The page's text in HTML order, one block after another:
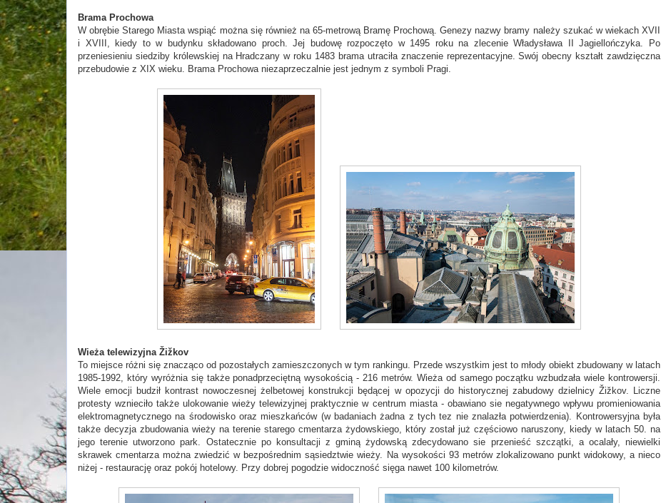
Brama Prochowa
W obrębie Starego Miasta wspiąć można się również na 65-metrową Bramę Prochową. Genezy nazwy bramy należy szukać w wiekach XVII
i XVIII, kiedy to w budynku składowano proch. Jej budowę rozpoczęto w 1495 roku na zlecenie Władysława II Jagiellończyka. Po
przeniesieniu siedziby królewskiej na Hradczany w roku 1483 brama utraciła znaczenie reprezentacyjne. Swój obecny kształt zawdzięczna
przebudowie z XIX wieku. Brama Prochowa niezaprzeczalnie jest jednym z symboli Pragi.
Wieża telewizyjna Žižkov
To miejsce różni się znacząco od pozostałych zamieszczonych w tym rankingu. Przede wszystkim jest to młody obiekt zbudowany w latach
1985-1992, który wyróżnia się także ponadprzeciętną wysokością - 216 metrów. Wieża od samego początku wzbudzała wiele kontrowersji.
Wiele emocji budził kontrast nowoczesnej żelbetowej konstrukcji będącej w opozycji do historycznej zabudowy dzielnicy Žižkov. Liczne
protesty wznieciło także ulokowanie wieży telewizyjnej praktycznie w centrum miasta - obawiano sie negatywnego wpływu promieniowania
elektromagnetycznego na środowisko oraz mieszkańców (w badaniach żadna z tych tez nie znalazła potwierdzenia). Kontrowersyjna była
także decyzja zbudowania wieży na terenie starego cmentarza żydowskiego, który został już częściowo naruszony, kiedy w latach 50. na
jego terenie utworzono park. Ostatecznie po konsultacji z gminą żydowską zdecydowano sie przenieść szczątki, a ocalały, niewielki
skrawek cmentarza można zwiedzić w bezpośrednim sąsiedztwie wieży. Na wysokości 93 metrów zlokalizowano punkt widokowy, a nieco
niżej - restaurację oraz pokój hotelowy. Przy dobrej pogodzie widoczność sięga nawet 100 kilometrów.